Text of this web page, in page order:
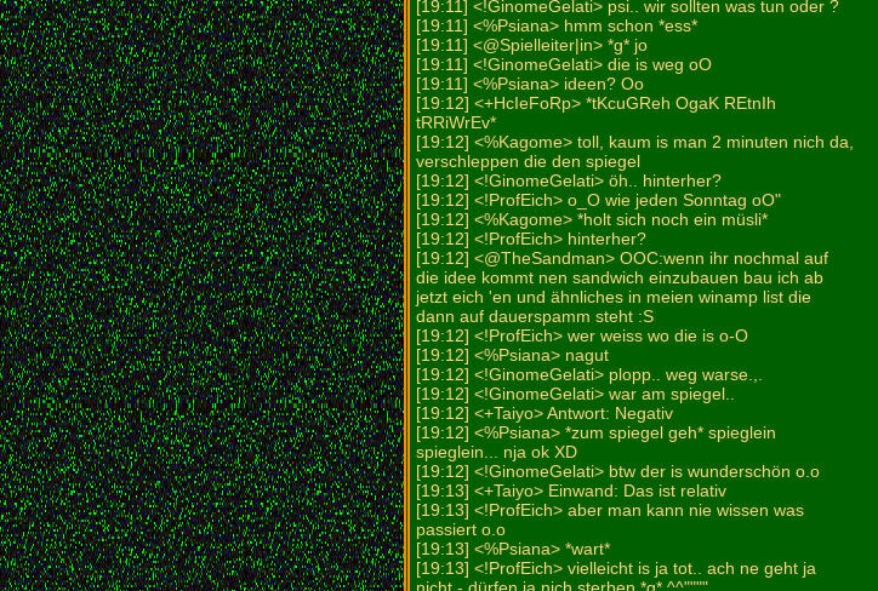
[19:11] <!GinomeGelati> psi.. wir sollten was tun oder ?
[19:11] <%Psiana> hmm schon *ess*
[19:11] <@Spielleiter|in> *g* jo
[19:11] <!GinomeGelati> die is weg oO
[19:11] <%Psiana> ideen? Oo
[19:12] <+HcIeFoRp> *tKcuGReh OgaK REtnIh
tRRiWrEv*
[19:12] <%Kagome> toll, kaum is man 2 minuten nich da,
verschleppen die den spiegel
[19:12] <!GinomeGelati> öh.. hinterher?
[19:12] <!ProfEich> o_O wie jeden Sonntag oO"
[19:12] <%Kagome> *holt sich noch ein müsli*
[19:12] <!ProfEich> hinterher?
[19:12] <@TheSandman> OOC:wenn ihr nochmal auf
die idee kommt nen sandwich einzubauen bau ich ab
jetzt eich 'en und ähnliches in meien winamp list die
dann auf dauerspamm steht :S
[19:12] <!ProfEich> wer weiss wo die is o-O
[19:12] <%Psiana> nagut
[19:12] <!GinomeGelati> plopp.. weg warse.,.
[19:12] <!GinomeGelati> war am spiegel..
[19:12] <+Taiyo> Antwort: Negativ
[19:12] <%Psiana> *zum spiegel geh* spieglein
spieglein... nja ok XD
[19:12] <!GinomeGelati> btw der is wunderschön o.o
[19:13] <+Taiyo> Einwand: Das ist relativ
[19:13] <!ProfEich> aber man kann nie wissen was
passiert o.o
[19:13] <%Psiana> *wart*
[19:13] <!ProfEich> vielleicht is ja tot.. ach ne geht ja